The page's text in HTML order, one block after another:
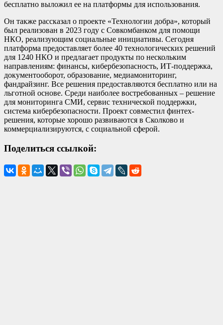
бесплатно выложил ее на платформы для использования.
Он также рассказал о проекте «Технологии добра», который
был реализован в 2023 году с Совкомбанком для помощи
НКО, реализующим социальные инициативы. Сегодня
платформа предоставляет более 40 технологических решений
для 1240 НКО и предлагает продукты по нескольким
направлениям: финансы, кибербезопасность, ИТ-поддержка,
документооборот, образование, медиамониторинг,
фандрайзинг. Все решения предоставляются бесплатно или на
льготной основе. Среди наиболее востребованных – решение
для мониторинга СМИ, сервис технической поддержки,
система кибербезопасности. Проект совместил финтех-
решения, которые хорошо развиваются в Сколково и
коммерциализируются, с социальной сферой.
Поделиться ссылкой: